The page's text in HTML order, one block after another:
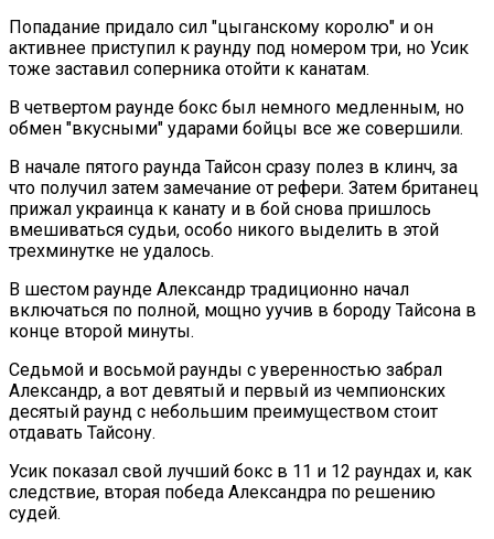
Попадание придало сил "цыганскому королю" и он
активнее приступил к раунду под номером три, но Усик
тоже заставил соперника отойти к канатам.
В четвертом раунде бокс был немного медленным, но
обмен "вкусными" ударами бойцы все же совершили.
В начале пятого раунда Тайсон сразу полез в клинч, за
что получил затем замечание от рефери. Затем британец
прижал украинца к канату и в бой снова пришлось
вмешиваться судьи, особо никого выделить в этой
трехминутке не удалось.
В шестом раунде Александр традиционно начал
включаться по полной, мощно уучив в бороду Тайсона в
конце второй минуты.
Седьмой и восьмой раунды с уверенностью забрал
Александр, а вот девятый и первый из чемпионских
десятый раунд с небольшим преимуществом стоит
отдавать Тайсону.
Усик показал свой лучший бокс в 11 и 12 раундах и, как
следствие, вторая победа Александра по решению
судей.